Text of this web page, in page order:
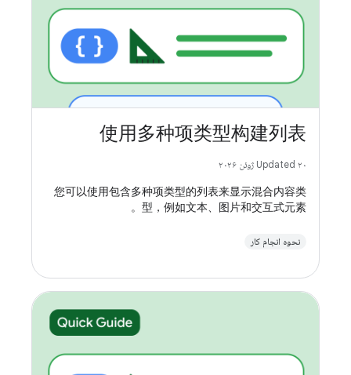
使用多种项类型构建列表
Updated ۲۰ ژوئن ۲۰۲۶
您可以使用包含多种项类型的列表来显示混合内容类
型，例如文本、图片和交互式元素。
نحوه انجام کار